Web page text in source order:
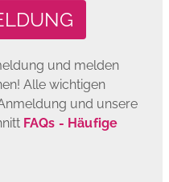
und melden
Alle wichtigen
und unsere
FAQs - Häufige